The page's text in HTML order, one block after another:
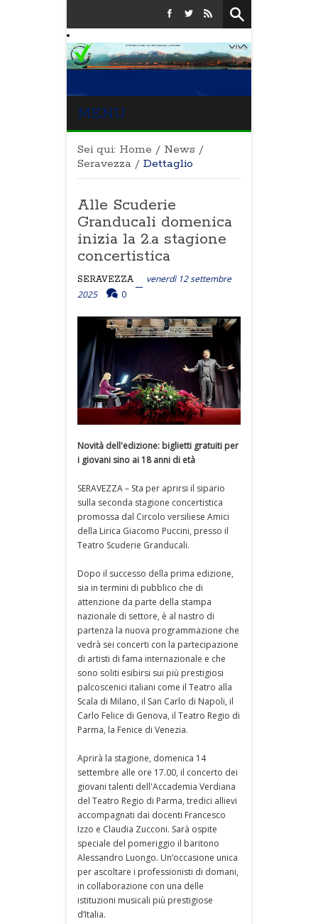
MENU
Sei qui: Home / News /
Seravezza / Dettaglio
Alle Scuderie
Granducali domenica
inizia la 2.a stagione
concertistica
SERAVEZZA
venerdì 12 settembre
2025
0
Novità dell'edizione: biglietti gratuiti per
i giovani sino ai 18 anni di età
SERAVEZZA – Sta per aprirsi il sipario
sulla seconda stagione concertistica
promossa dal Circolo versiliese Amici
della Lirica Giacomo Puccini, presso il
Teatro Scuderie Granducali.
Dopo il successo della prima edizione,
sia in termini di pubblico che di
attenzione da parte della stampa
nazionale di settore, è al nastro di
partenza la nuova programmazione che
vedrà sei concerti con la partecipazione
di artisti di fama internazionale e che
sono soliti esibirsi sui più prestigiosi
palcoscenici italiani come il Teatro alla
Scala di Milano, il San Carlo di Napoli, il
Carlo Felice di Genova, il Teatro Regio di
Parma, la Fenice di Venezia.
Aprirà la stagione, domenica 14
settembre alle ore 17.00, il concerto dei
giovani talenti dell'Accademia Verdiana
del Teatro Regio di Parma, tredici allievi
accompagnati dai docenti Francesco
Izzo e Claudia Zucconi. Sarà ospite
speciale del pomeriggio il baritono
Alessandro Luongo. Un’occasione unica
per ascoltare i professionisti di domani,
in collaborazione con una delle
istituzioni musicali più prestigiose
d’Italia.